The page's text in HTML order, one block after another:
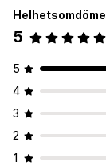
Helhetsomdöme
5
5
4
3
2
1